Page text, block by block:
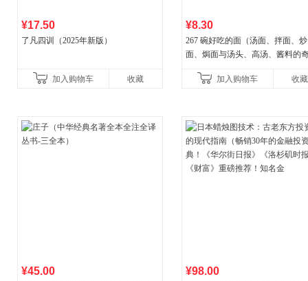
¥17.50
了凡四训（2025年新版）
加入购物车 收藏
¥8.30
267 碗好吃的面（汤面、拌面、炒
面、焗面与汤头、高汤、酱料的
妙滋味！令人无法抗拒的
加入购物车 收藏
¥45.00 ¥98.00